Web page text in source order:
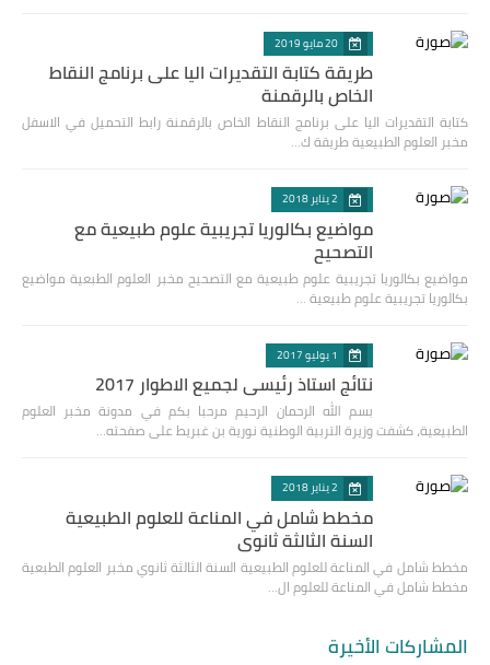
20 مايو 2019
طريقة كتابة التقديرات اليا على برنامج النقاط
الخاص بالرقمنة
كتابة التقديرات اليا على برنامج النقاط الخاص بالرقمنة رابط التحميل في الاسفل
مخبر العلوم الطبيعية طريقة ك…
2 يناير 2018
مواضيع بكالوريا تجريبية علوم طبيعية مع
التصحيح
مواضيع بكالوريا تجريبية علوم طبيعية مع التصحيح مخبر العلوم الطبعية مواضيع
بكالوريا تجريبية علوم طبيعية …
1 يوليو 2017
نتائج استاذ رئيسي لجميع الاطوار 2017
بسم الله الرحمان الرحيم مرحبا بكم في مدونة مخبر العلوم
الطبيعية، كشفت وزيرة التربية الوطنية نورية بن غبريط على صفحته…
2 يناير 2018
مخطط شامل في المناعة للعلوم الطبيعية
السنة الثالثة ثانوي
مخطط شامل في المناعة للعلوم الطبيعية السنة الثالثة ثانوي مخبر العلوم الطبعية
مخطط شامل في المناعة للعلوم ال…
المشاركات الأخيرة